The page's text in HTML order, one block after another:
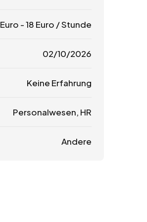
Euro -18 Euro / Stunde
02/10/2026
Keine Erfahrung
Personalwesen, HR
Andere